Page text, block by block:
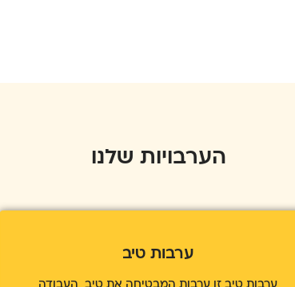
הערבויות שלנו
ערבות ספקים ומקדמה